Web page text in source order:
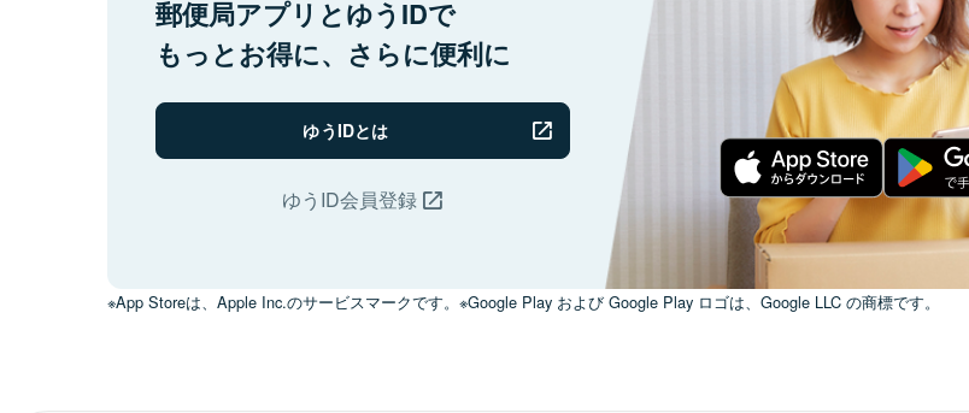
郵便局アプリとゆうIDで
もっとお得に、さらに便利に
ゆうIDとは
ゆうID会員登録
※App Storeは、Apple Inc.のサービスマークです。※Google Play および Google Play ロゴは、Google LLC の商標です。